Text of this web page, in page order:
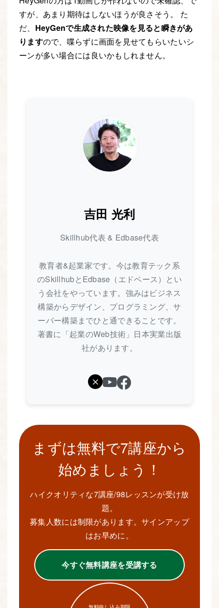
すが、あまり期待はしないほうが良さそう。 た
だ、 HeyGenで生成された映像を見ると瞬きがあ
りますので、喋らずに画面を見せてもらいたいシ
ーンが多い場合には良いかもしれません。
吉田 光利
Skillhub代表 & Edbase代表
教育者&起業家です。今は教育テック系
のSkillhubとEdbase（エドベース）とい
う会社をやっています。強みはビジネス
構築からデザイン、プログラミング、サ
ーバー構築までひと通できることです。
著書に「起業のWeb技術」日本実業出版
社があります。
まずは無料で7講座から
始めましょう！
ハイクオリティな7講座/98レッスンが受け放
題。
募集人数には制限があります。サインアップ
はお早めに。
今すぐ無料講座を受講する
無料申し込み期限